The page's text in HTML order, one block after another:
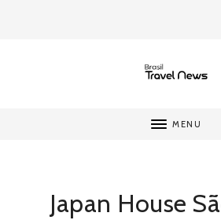
MENU
Japan House